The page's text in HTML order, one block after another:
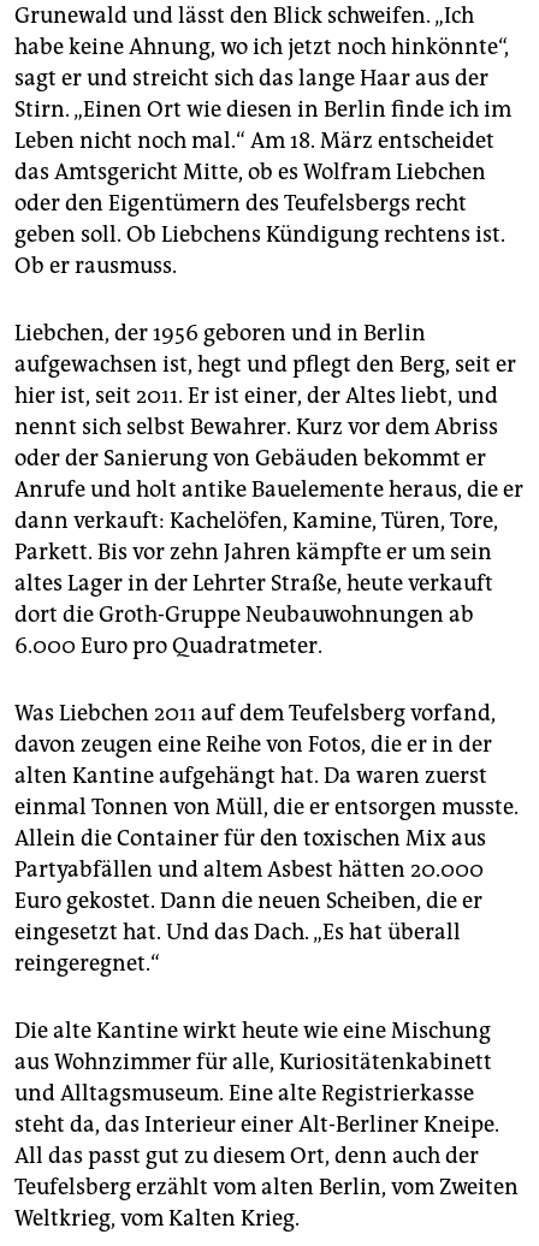
abo
genossenschaft
epaper login
Grunewald und lässt den Blick schweifen. „Ich
habe keine Ahnung, wo ich jetzt noch hinkönnte“,
sagt er und streicht sich das lange Haar aus der
Stirn. „Einen Ort wie diesen in Berlin finde ich im
Leben nicht noch mal.“ Am 18. März entscheidet
das Amtsgericht Mitte, ob es Wolfram Liebchen
oder den Eigentümern des Teufelsbergs recht
geben soll. Ob Liebchens Kündigung rechtens ist.
Ob er rausmuss.
Liebchen, der 1956 geboren und in Berlin
aufgewachsen ist, hegt und pflegt den Berg, seit er
hier ist, seit 2011. Er ist einer, der Altes liebt, und
nennt sich selbst Bewahrer. Kurz vor dem Abriss
oder der Sanierung von Gebäuden bekommt er
Anrufe und holt antike Bauelemente heraus, die er
dann verkauft: Kachelöfen, Kamine, Türen, Tore,
Parkett. Bis vor zehn Jahren kämpfte er um sein
altes Lager in der Lehrter Straße, heute verkauft
dort die Groth-Gruppe Neubauwohnungen ab
6.000 Euro pro Quadratmeter.
Was Liebchen 2011 auf dem Teufelsberg vorfand,
davon zeugen eine Reihe von Fotos, die er in der
alten Kantine aufgehängt hat. Da waren zuerst
einmal Tonnen von Müll, die er entsorgen musste.
Allein die Container für den toxischen Mix aus
Partyabfällen und altem Asbest hätten 20.000
Euro gekostet. Dann die neuen Scheiben, die er
eingesetzt hat. Und das Dach. „Es hat überall
reingeregnet.“
Die alte Kantine wirkt heute wie eine Mischung
aus Wohnzimmer für alle, Kuriositätenkabinett
und Alltagsmuseum. Eine alte Registrierkasse
steht da, das Interieur einer Alt-Berliner Kneipe.
All das passt gut zu diesem Ort, denn auch der
Teufelsberg erzählt vom alten Berlin, vom Zweiten
Weltkrieg, vom Kalten Krieg.